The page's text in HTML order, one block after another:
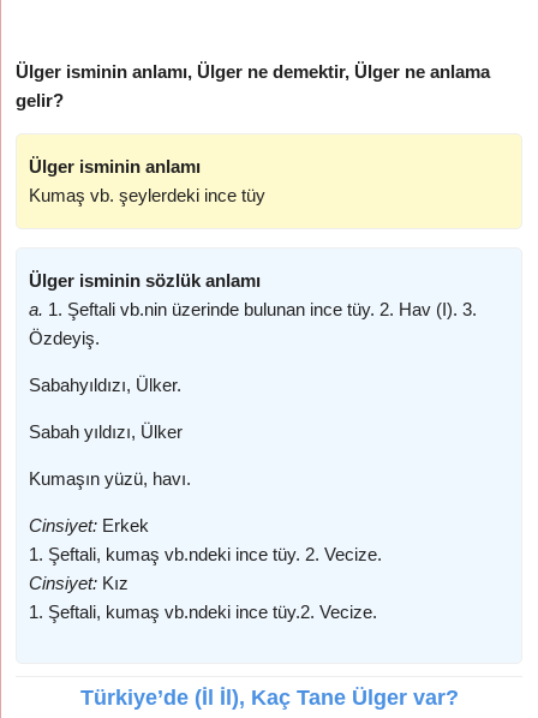
Ülger isminin anlamı, Ülger ne demektir, Ülger ne anlama
gelir?
Ülger isminin anlamı
Kumaş vb. şeylerdeki ince tüy
Ülger isminin sözlük anlamı
a. 1. Şeftali vb.nin üzerinde bulunan ince tüy. 2. Hav (I). 3.
Özdeyiş.
Sabahyıldızı, Ülker.
Sabah yıldızı, Ülker
Kumaşın yüzü, havı.
Cinsiyet: Erkek
1. Şeftali, kumaş vb.ndeki ince tüy. 2. Vecize.
Cinsiyet: Kız
1. Şeftali, kumaş vb.ndeki ince tüy.2. Vecize.
Türkiye’de (İl İl), Kaç Tane Ülger var?